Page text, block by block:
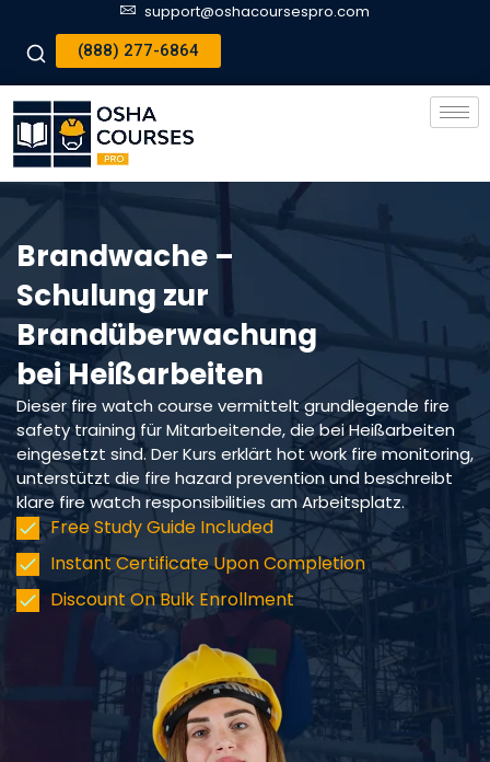
support@oshacoursespro.com
(888) 277-6864
Brandwache –
Schulung zur
Brandüberwachung
bei Heißarbeiten
Dieser fire watch course vermittelt grundlegende fire
safety training für Mitarbeitende, die bei Heißarbeiten
eingesetzt sind. Der Kurs erklärt hot work fire monitoring,
unterstützt die fire hazard prevention und beschreibt
klare fire watch responsibilities am Arbeitsplatz.
Free Study Guide Included
Instant Certificate Upon Completion
Discount On Bulk Enrollment